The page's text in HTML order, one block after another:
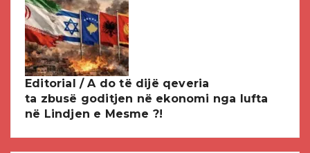
Editorial / A do të dijë qeveria
ta zbusë goditjen në ekonomi nga lufta
në Lindjen e Mesme ?!